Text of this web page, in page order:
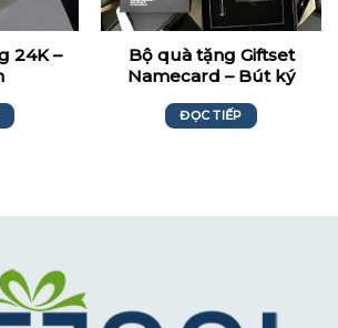
24K –
Bộ quà tặng Giftset
Namecard – Bút ký
ĐỌC TIẾP